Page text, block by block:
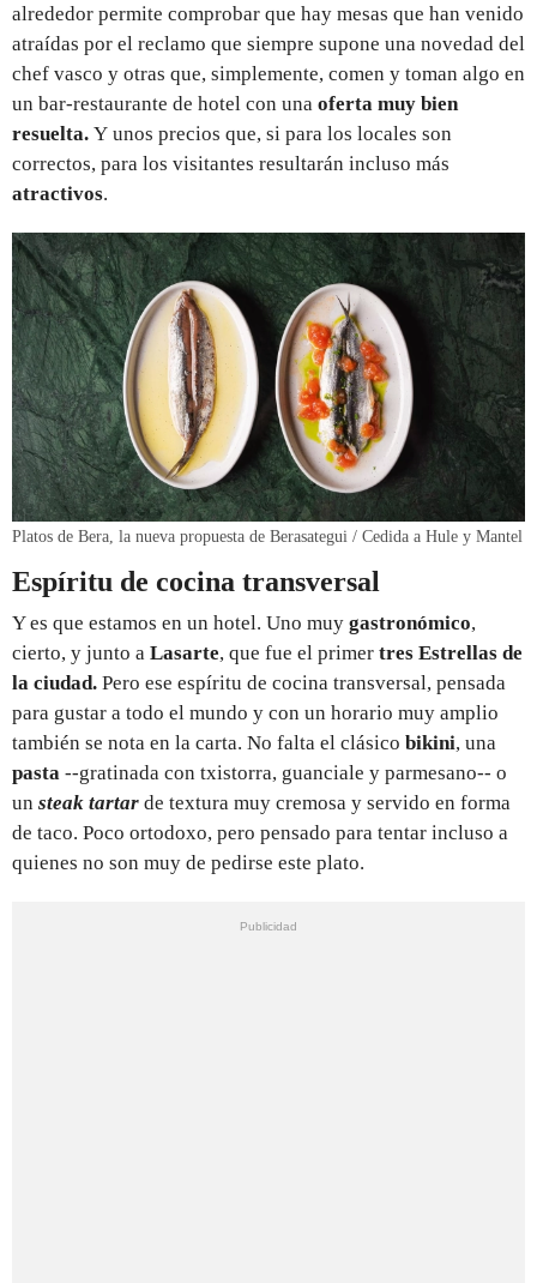
alrededor permite comprobar que hay mesas que han venido
atraídas por el reclamo que siempre supone una novedad del
chef vasco y otras que, simplemente, comen y toman algo en
un bar-restaurante de hotel con una oferta muy bien
resuelta. Y unos precios que, si para los locales son
correctos, para los visitantes resultarán incluso más
atractivos.
Platos de Bera, la nueva propuesta de Berasategui / Cedida a Hule y Mantel
Espíritu de cocina transversal
Y es que estamos en un hotel. Uno muy gastronómico,
cierto, y junto a Lasarte, que fue el primer tres Estrellas de
la ciudad. Pero ese espíritu de cocina transversal, pensada
para gustar a todo el mundo y con un horario muy amplio
también se nota en la carta. No falta el clásico bikini, una
pasta --gratinada con txistorra, guanciale y parmesano-- o
un steak tartar de textura muy cremosa y servido en forma
de taco. Poco ortodoxo, pero pensado para tentar incluso a
quienes no son muy de pedirse este plato.